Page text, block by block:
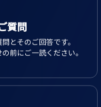
問
とそのご回答です。
前にご一読ください。